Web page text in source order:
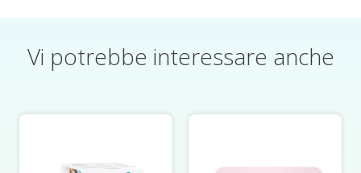
Vi potrebbe interessare anche